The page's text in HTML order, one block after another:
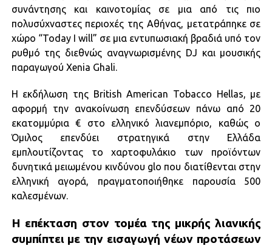
συνάντησης και καινοτομίας σε μια από τις πιο
πολυσύχναστες περιοχές της Αθήνας, μετατράπηκε σε
χώρο “Today I will” σε μια εντυπωσιακή βραδιά υπό τον
ρυθμό της διεθνώς αναγνωρισμένης DJ και μουσικής
παραγωγού Xenia Ghali.
Η εκδήλωση της British American Tobacco Hellas, με
αφορμή την ανακοίνωση επενδύσεων πάνω από 20
εκατομμύρια € στο ελληνικό λιανεμπόριο, καθώς ο
Όμιλος επενδύει στρατηγικά στην Ελλάδα
εμπλουτίζοντας το χαρτοφυλάκιο των προϊόντων
δυνητικά μειωμένου κινδύνου glo που διατίθενται στην
ελληνική αγορά, πραγματοποιήθηκε παρουσία 500
καλεσμένων.
Η επέκταση στον τομέα της μικρής λιανικής
συμπίπτει με την εισαγωγή νέων προτάσεων